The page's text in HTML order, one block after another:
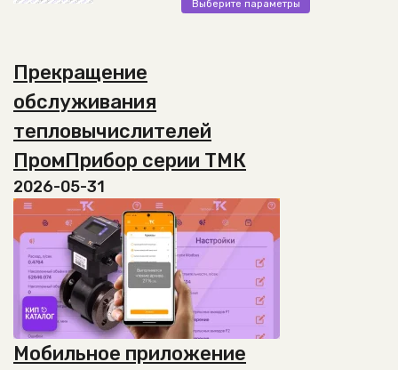
можно
Выберите параметры
Этот
на
странице
Прекращение
обслуживания
тепловычислителей
ПромПрибор серии ТМК
2026-05-31
Мобильное приложение